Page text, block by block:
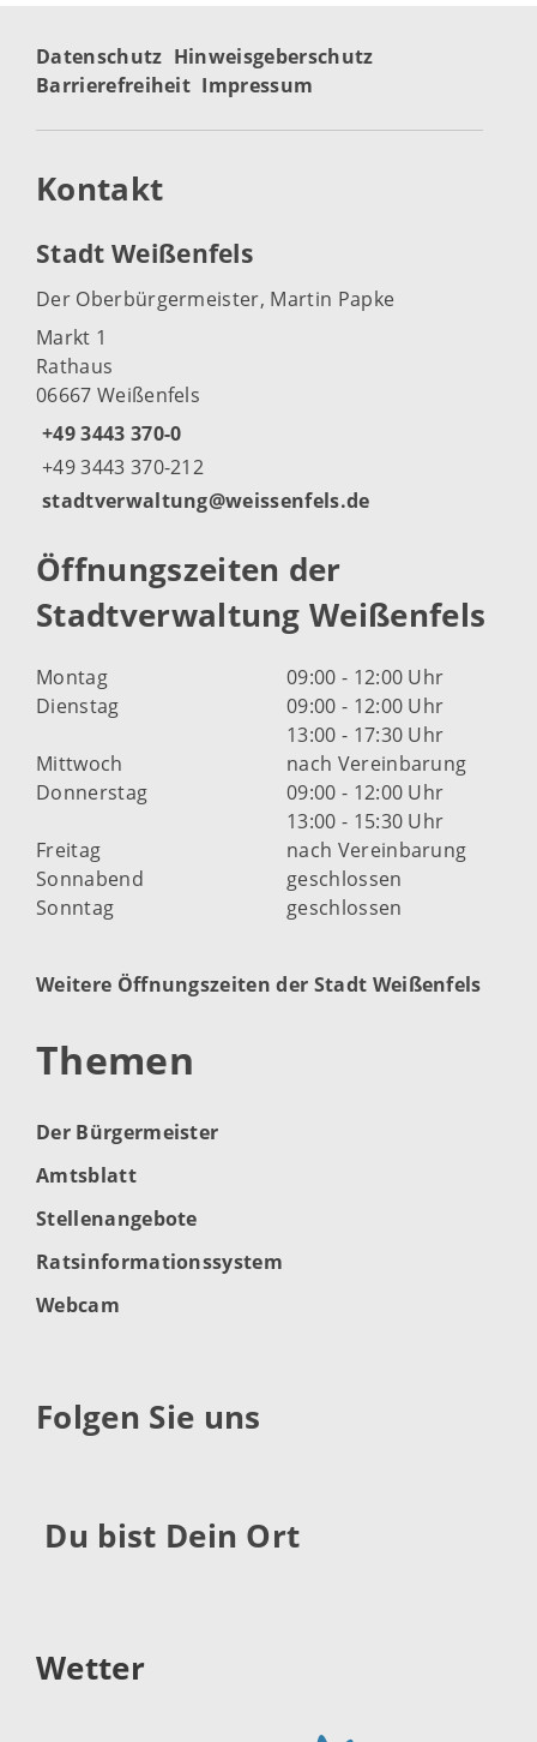
Datenschutz Hinweisgeberschutz
Barrierefreiheit Impressum
Kontakt
Stadt Weißenfels
Der Oberbürgermeister, Martin Papke
Markt 1
Rathaus
06667 Weißenfels
+49 3443 370-0
+49 3443 370-212
stadtverwaltung@weissenfels.de
Öffnungszeiten der
Stadtverwaltung Weißenfels
Montag
09:00 - 12:00 Uhr
Dienstag
09:00 - 12:00 Uhr
13:00 - 17:30 Uhr
Mittwoch
nach Vereinbarung
Donnerstag
09:00 - 12:00 Uhr
13:00 - 15:30 Uhr
Freitag
nach Vereinbarung
Sonnabend
geschlossen
Sonntag
geschlossen
Weitere Öffnungszeiten der Stadt Weißenfels
Themen
Der Bürgermeister
Amtsblatt
Stellenangebote
Ratsinformationssystem
Webcam
Folgen Sie uns
Du bist Dein Ort
Wetter